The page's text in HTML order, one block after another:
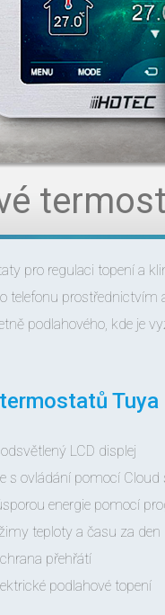
pro regulaci topení a
telefonu prostřednictvím
podlahového, kde je
Tuya
LCD displej
s ovládání pomocí
energie pomocí
teploty a času za den
přehřátí
podlahové topení